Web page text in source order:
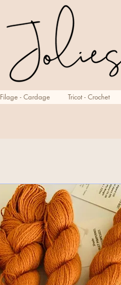
Filage - Cardage Tricot - Crochet